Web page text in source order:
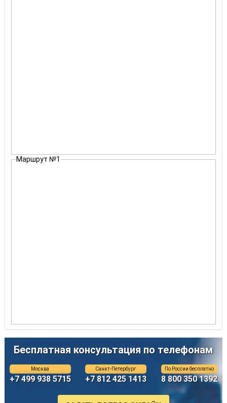
Маршрут №1
Бесплатная консультация по телефонам
Москва
+7 499 938 5715
Санкт-Петербург
+7 812 425 1413
По России бесплатно
8 800 350 1392